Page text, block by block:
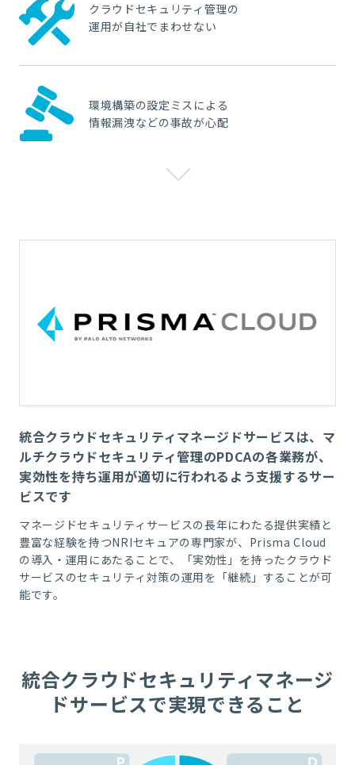
クラウドセキュリティ管理の
運用が自社でまわせない
環境構築の設定ミスによる
情報漏洩などの事故が心配
統合クラウドセキュリティマネージドサービスは、マ
ルチクラウドセキュリティ管理のPDCAの各業務が、
実効性を持ち運用が適切に行われるよう支援するサー
ビスです
マネージドセキュリティサービスの長年にわたる提供実績と
豊富な経験を持つNRIセキュアの専門家が、 Prisma Cloud
の導入・運用にあたることで、 「実効性」を持ったクラウド
サービスのセキュリティ対策の運用を「継続」する ことが可
能です。
統合クラウドセキュリティマネージ
ドサービスで実現できること